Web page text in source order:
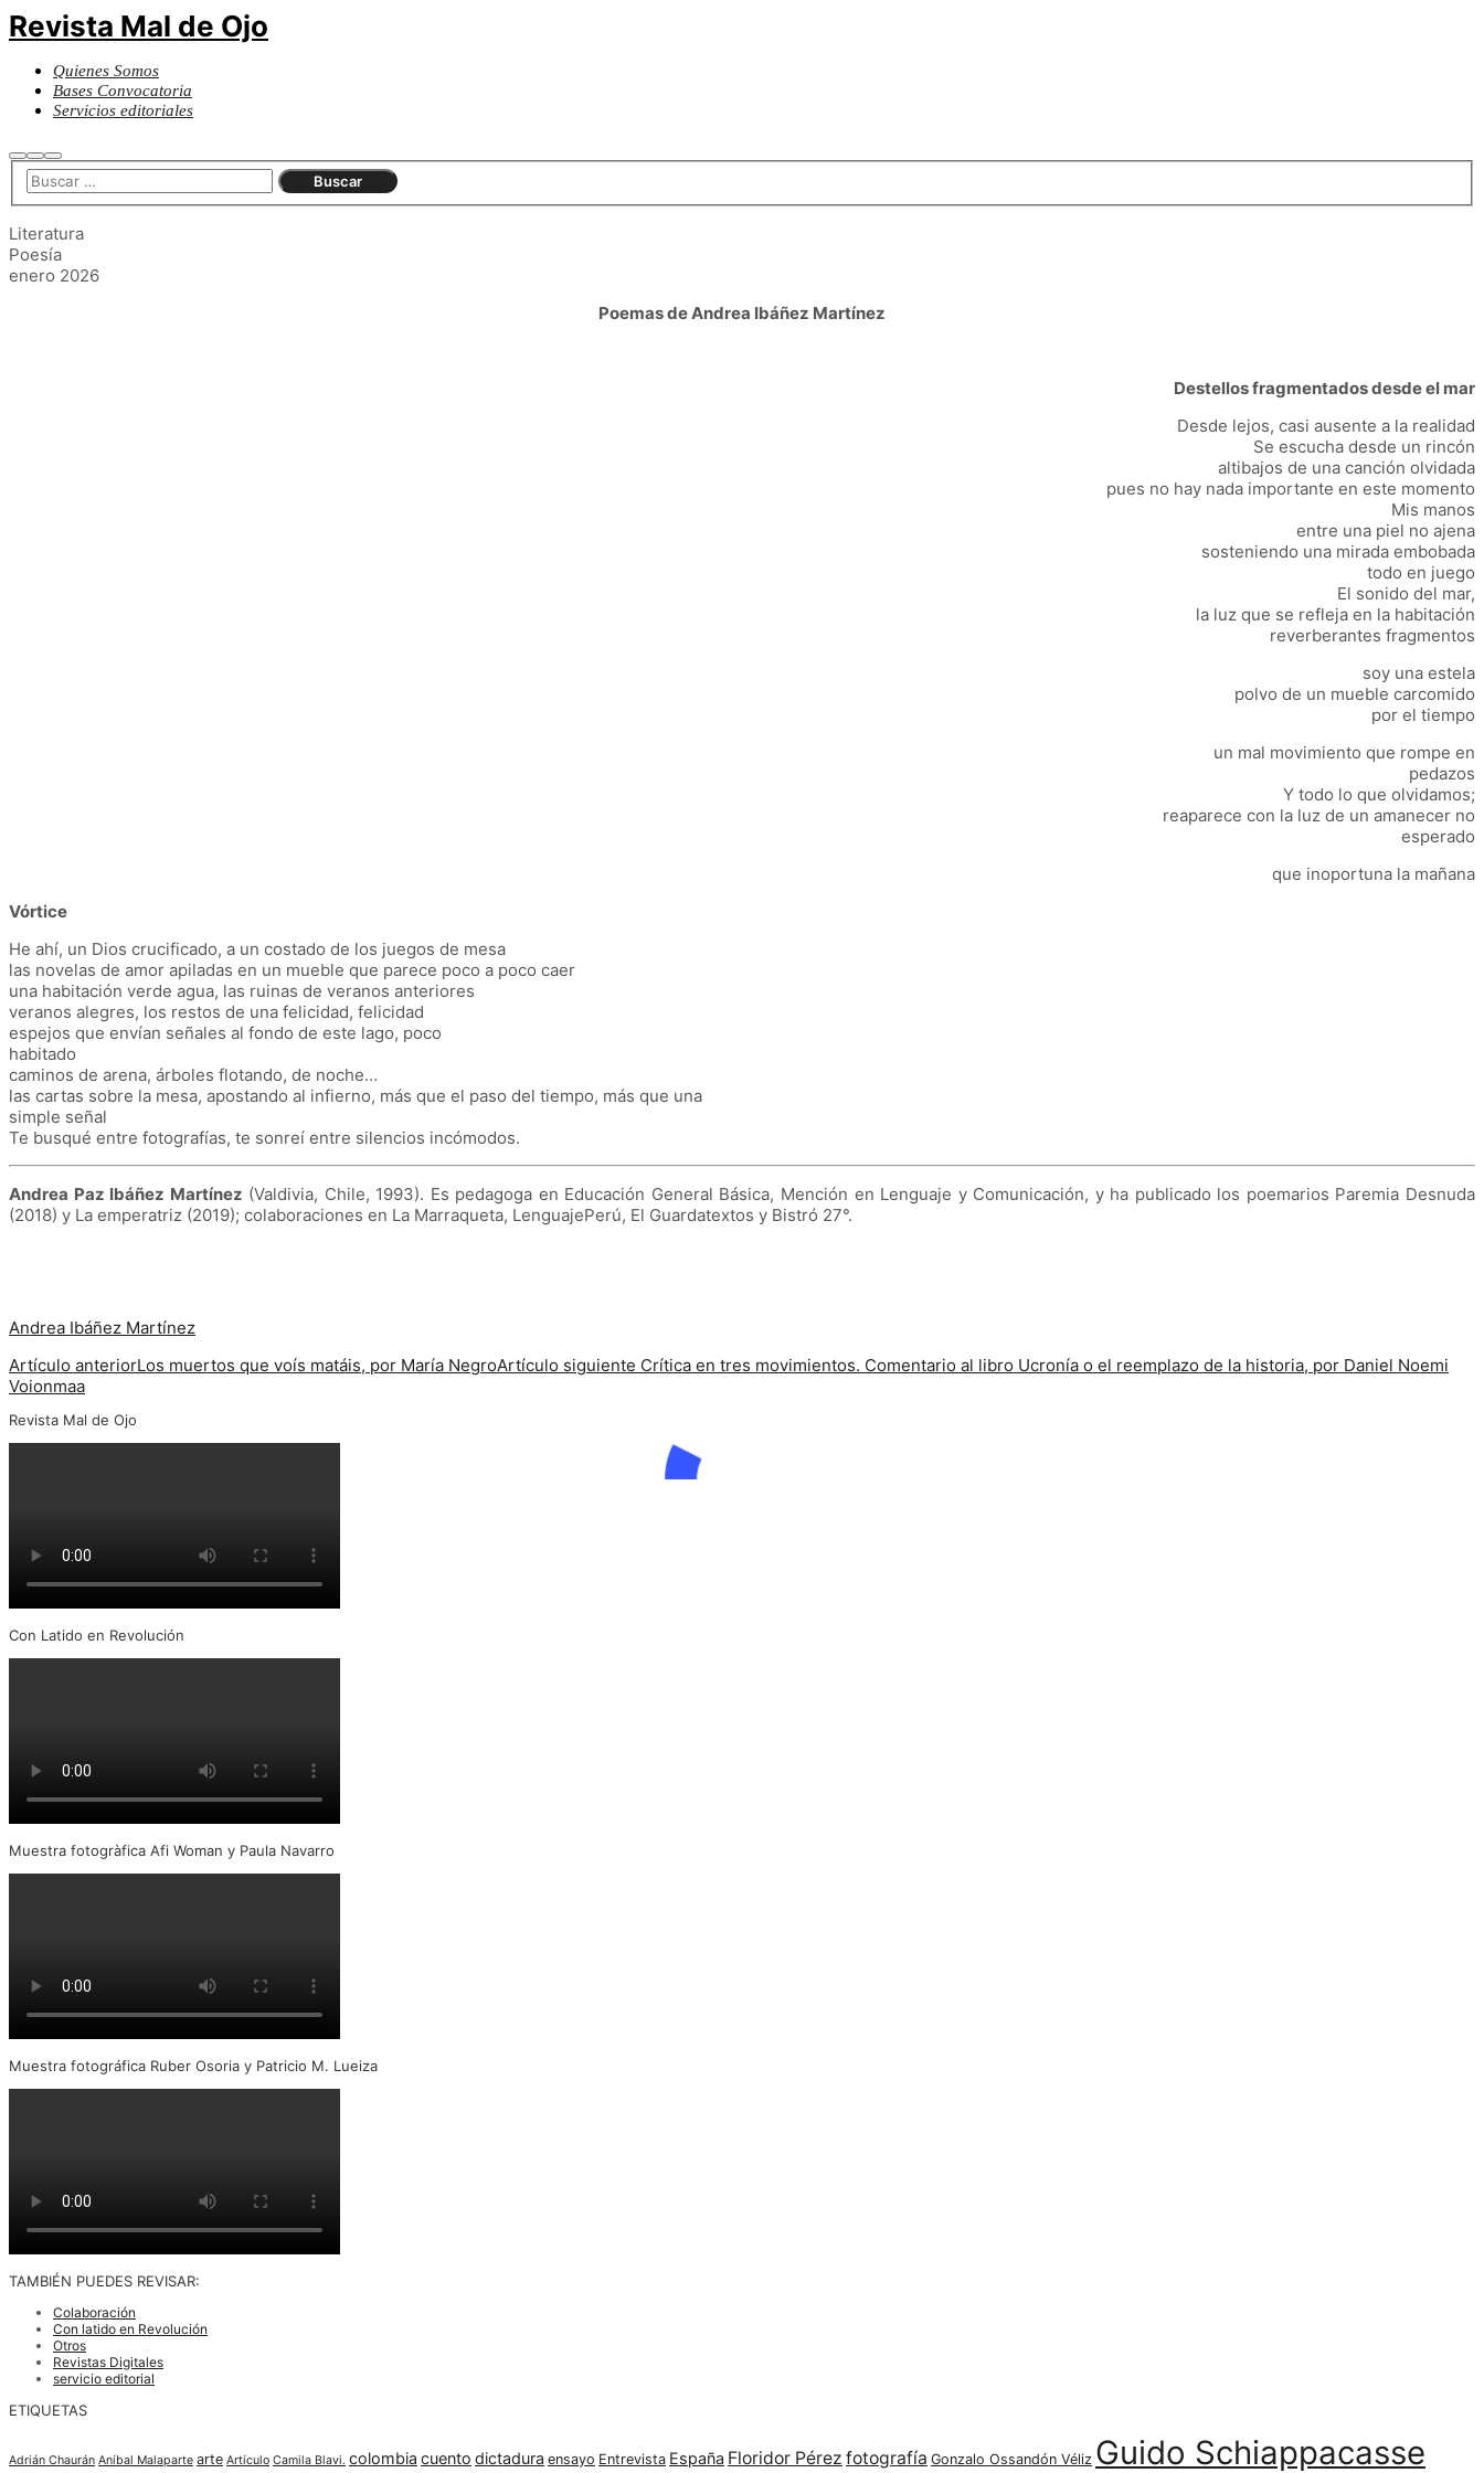
Revista Mal de Ojo
Quienes Somos
Bases Convocatoria
Servicios editoriales
Buscar
Más
información
Menú
principal
Literatura
Poesía
enero 2026
Poemas de Andrea Ibáñez Martínez
Destellos fragmentados desde el mar
Desde lejos, casi ausente a la realidad
Se escucha desde un rincón
altibajos de una canción olvidada
pues no hay nada importante en este momento
Mis manos
entre una piel no ajena
sosteniendo una mirada embobada
todo en juego
El sonido del mar,
la luz que se refleja en la habitación
reverberantes fragmentos
soy una estela
polvo de un mueble carcomido
por el tiempo
un mal movimiento que rompe en
pedazos
Y todo lo que olvidamos;
reaparece con la luz de un amanecer no
esperado
que inoportuna la mañana
Vórtice
He ahí, un Dios crucificado, a un costado de los juegos de mesa
las novelas de amor apiladas en un mueble que parece poco a poco caer
una habitación verde agua, las ruinas de veranos anteriores
veranos alegres, los restos de una felicidad, felicidad
espejos que envían señales al fondo de este lago, poco
habitado
caminos de arena, árboles flotando, de noche…
las cartas sobre la mesa, apostando al infierno, más que el paso del tiempo, más que una
simple señal
Te busqué entre fotografías, te sonreí entre silencios incómodos.
Andrea Paz Ibáñez Martínez (Valdivia, Chile, 1993). Es pedagoga en Educación General Básica, Mención en Lenguaje y Comunicación, y ha publicado los poemarios Paremia Desnuda
(2018) y La emperatriz (2019); colaboraciones en La Marraqueta, LenguajePerú, El Guardatextos y Bistró 27°.
Andrea Ibáñez Martínez
Artículo anteriorLos muertos que voís matáis, por María NegroArtículo siguiente Crítica en tres movimientos. Comentario al libro Ucronía o el reemplazo de la historia, por Daniel Noemi
Voionmaa
Revista Mal de Ojo
Con Latido en Revolución
Muestra fotogràfica Afi Woman y Paula Navarro
Muestra fotográfica Ruber Osoria y Patricio M. Lueiza
TAMBIÉN PUEDES REVISAR:
Colaboración
Con latido en Revolución
Otros
Revistas Digitales
servicio editorial
ETIQUETAS
Adrián Chaurán Aníbal Malaparte arte Artículo Camila Blavi. colombia cuento dictadura ensayo Entrevista España Floridor Pérez fotografía Gonzalo Ossandón Véliz Guido Schiappacasse